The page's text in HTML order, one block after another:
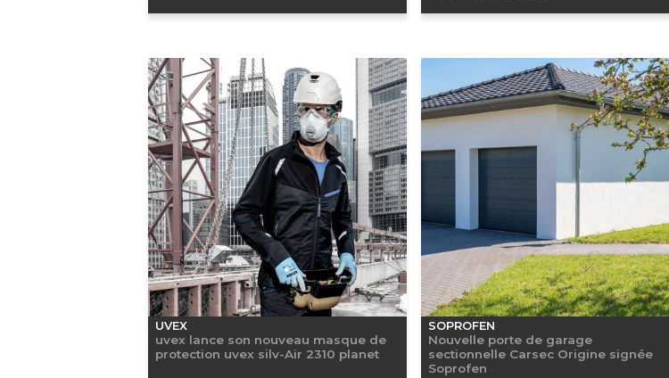
UVEX
uvex lance son nouveau masque de
protection uvex silv-Air 2310 planet
SOPROFEN
Nouvelle porte de garage
sectionnelle Carsec Origine signée
Soprofen